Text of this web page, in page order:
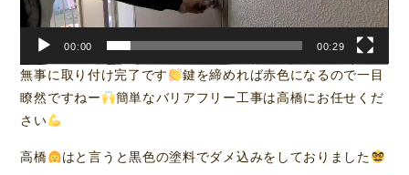
ー
00:00 00:29
無事に取り付け完了です
鍵を締めれば赤色になるので一目
瞭然ですねー
簡単なバリアフリー工事は高橋にお任せくだ
さい
高橋 はと言うと黒色の塗料でダメ込みをしておりました